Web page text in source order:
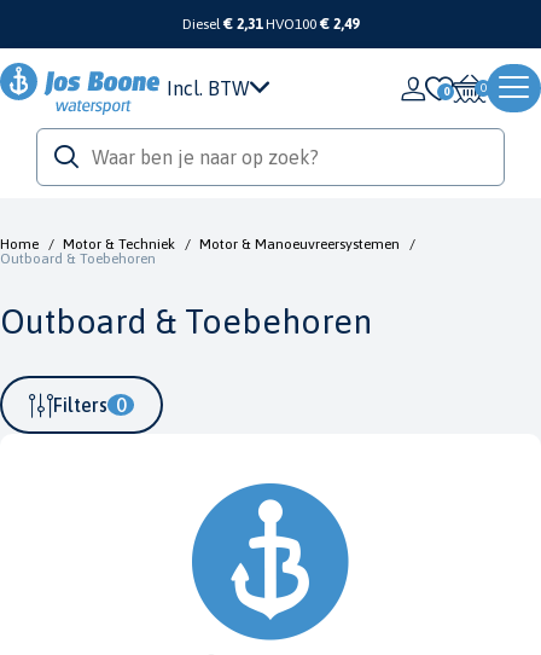
Diesel€ 2,31 HVO100 € 2,49
Incl. BTW 0
Home / Motor & Techniek / Motor & Manoeuvreersystemen
/
Outboard & Toebehoren
Outboard & Toebehoren
Filters 0